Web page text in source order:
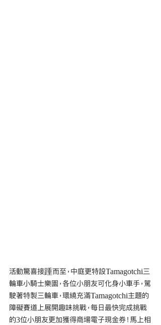
活動驚喜接踵而至，中庭更特設Tamagotchi三
輪車小騎士樂園，各位小朋友可化身小車手，駕
駛著特製三輪車，環繞充滿Tamagotchi主題的
障礙賽道上展開趣味挑戰，每日最快完成挑戰
的3位小朋友更加獲得商場電子現金券！馬上相